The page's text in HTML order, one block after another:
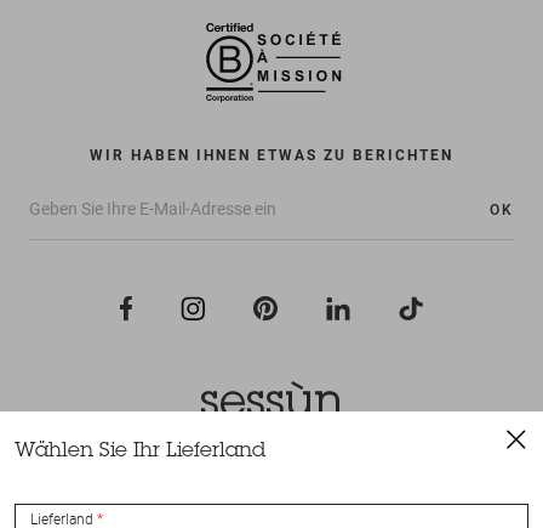
WIR HABEN IHNEN ETWAS ZU BERICHTEN
OK
Wählen Sie Ihr Lieferland
Lieferland